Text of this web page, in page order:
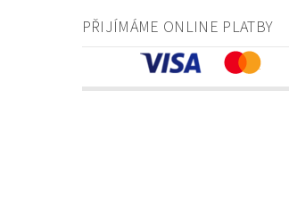
PŘIJÍMÁME ONLINE PLATBY